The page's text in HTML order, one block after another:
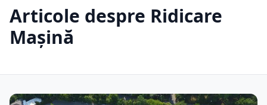
Articole despre Ridicare
Mașină